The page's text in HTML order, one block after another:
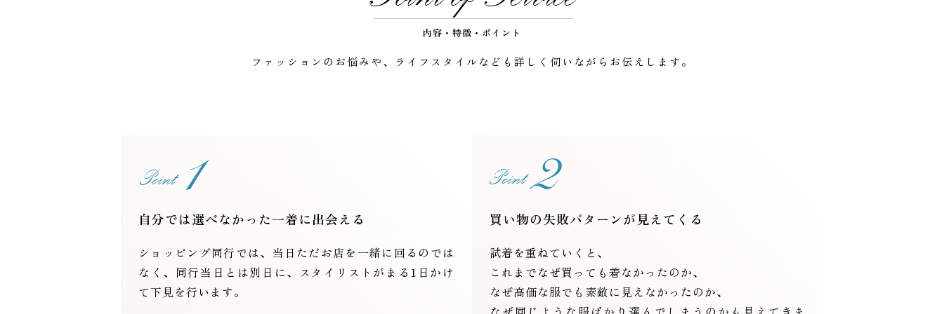
内容・特徴・ポイント
ファッションのお悩みや、ライフスタイルなども詳しく伺いながらお伝えします。
自分では選べなかった一着に出会える
ショッピング同行では、当日ただお店を一緒に回るのでは
なく、同行当日とは別日に、スタイリストがまる1日かけ
て下見を行います。
買い物の失敗パターンが見えてくる
試着を重ねていくと、
これまでなぜ買っても着なかったのか、
なぜ高価な服でも素敵に見えなかったのか、